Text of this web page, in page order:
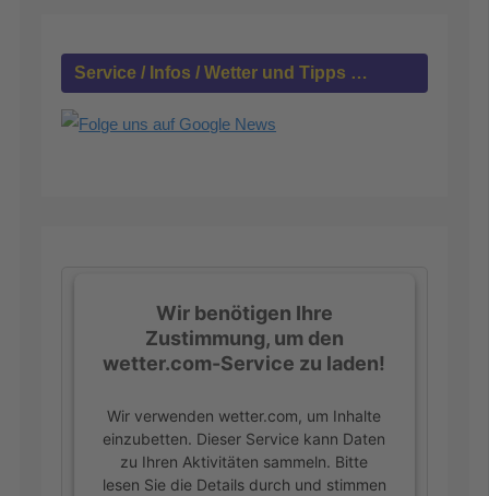
:
Service / Infos / Wetter und Tipps …
Wir benötigen Ihre
Zustimmung, um den
wetter.com-Service zu laden!
Wir verwenden wetter.com, um Inhalte
einzubetten. Dieser Service kann Daten
zu Ihren Aktivitäten sammeln. Bitte
lesen Sie die Details durch und stimmen